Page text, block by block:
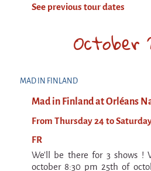
Muscle Pain
La Brise de la Pastille
L'âne & la carotte
Les maîtres du désordre
L'essaim - participative
La Brise de la Pastille
Mad in Finland
Sans-culotte
See previous tour dates
October
MAD IN FINLAND
Mad in Finland at Orléans
From Thursday 24 to
FR
We'll be there for 3 shows !
october 8:30 pm 25th of